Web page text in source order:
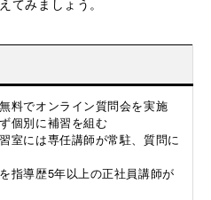
てみましょう。
でオンライン質問会を実施
個別に補習を組む
には専任講師が常駐、質問に
導歴5年以上の正社員講師が